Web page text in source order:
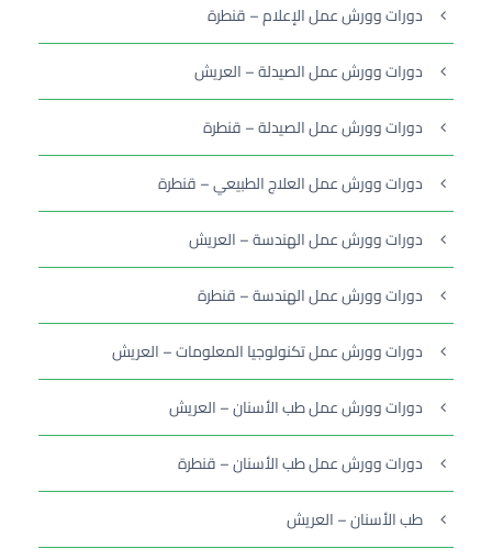
دورات وورش عمل الإعلام – قنطرة
دورات وورش عمل الصيدلة – العريش
دورات وورش عمل الصيدلة – قنطرة
دورات وورش عمل العلاج الطبيعي – قنطرة
دورات وورش عمل الهندسة – العريش
دورات وورش عمل الهندسة – قنطرة
دورات وورش عمل تكنولوجيا المعلومات – العريش
دورات وورش عمل طب الأسنان – العريش
دورات وورش عمل طب الأسنان – قنطرة
طب الأسنان – العريش